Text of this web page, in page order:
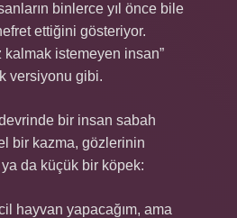
binlerce yıl önce bile
ettiğini gösteriyor.
kalmak istemeyen insan”
versiyonu gibi.
bir insan sabah
bir kazma, gözlerinin
da küçük bir köpek:
hayvan yapacağım, ama